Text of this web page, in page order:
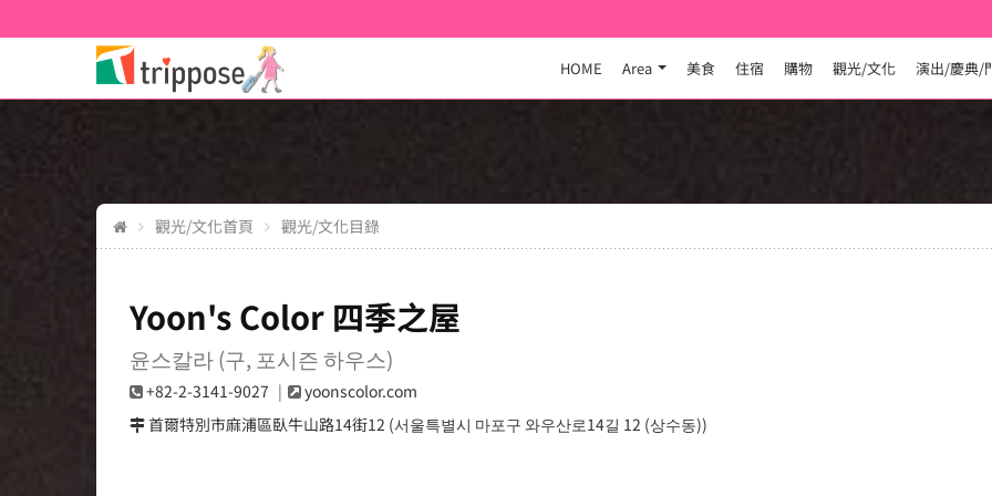
HOME Area 美食 住宿 購物 觀光/文化 演出/慶典/
觀光/文化首頁 觀光/文化目錄
Yoon's Color 四季之屋
윤스칼라 (구, 포시즌 하우스)
+82-2-3141-9027
yoonscolor.com
首爾特別市麻浦區臥牛山路14街12 (서울특별시 마포구 와우산로14길 12 (상수동))